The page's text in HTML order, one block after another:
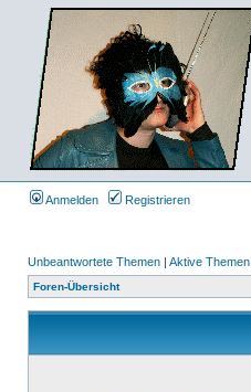
Anmelden Registrieren
Unbeantwortete Themen | Aktive Themen
Foren-Übersicht